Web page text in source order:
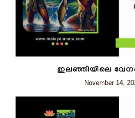
ഇലഞ്ഞിയിലെ
November 14,